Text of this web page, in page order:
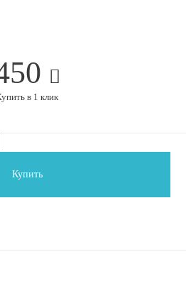
в 1 клик
Купить